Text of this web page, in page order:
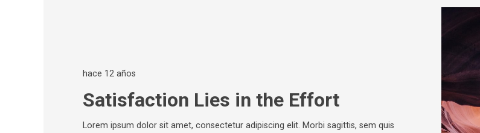
hace 12 años
Satisfaction Lies in the Effort
Lorem ipsum dolor sit amet, consectetur adipiscing elit. Morbi sagittis, sem quis